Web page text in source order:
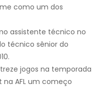
como um dos
assistente técnico no
técnico sênior do
jogos na temporada
na AFL um começo